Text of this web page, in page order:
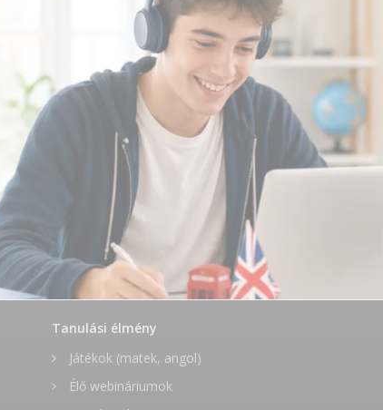
Tanulási élmény
Játékok (matek, angol)
Élő webináriumok